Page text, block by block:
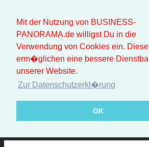
Mit der Nutzung von BUSINESS-
PANORAMA.de willigst Du in die
Verwendung von Cookies ein. Diese
erm�glichen eine bessere
unserer Website.
Zur Datenschutzerkl�rung
OK